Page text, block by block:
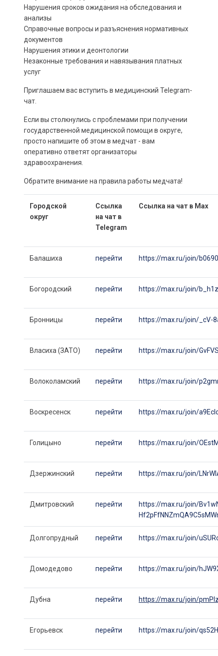
Нарушения сроков ожидания на обследования и
анализы
Справочные вопросы и разъяснения нормативных
документов
Нарушения этики и деонтологии
Незаконные требования и навязывания платных
услуг
Приглашаем вас вступить в медицинский Telegram-
чат.
Если вы столкнулись с проблемами при получении
государственной медицинской помощи в округе,
просто напишите об этом в медчат - вам
оперативно ответят организаторы
здравоохранения.
Обратите внимание на правила работы медчата!
Городской
округ
Ссылка
на чат в
Telegram
Ссылка на чат в Max
Балашиха перейти https://max.ru/join/
Богородский перейти https://max.ru/join/
Бронницы перейти https://max.ru/join/_cV-
Власиха (ЗАТО) перейти https://max.ru/join/
Волоколамский перейти https://max.ru/join/
Воскресенск перейти https://max.ru/join/
Голицыно перейти https://max.ru/join/
Дзержинский перейти https://max.ru/join/
Дмитровский перейти
https://max.ru/join/
Долгопрудный перейти https://max.ru/join/
Домодедово перейти https://max.ru/join/
Дубна перейти https://max.ru/join/
Егорьевск перейти https://max.ru/join/